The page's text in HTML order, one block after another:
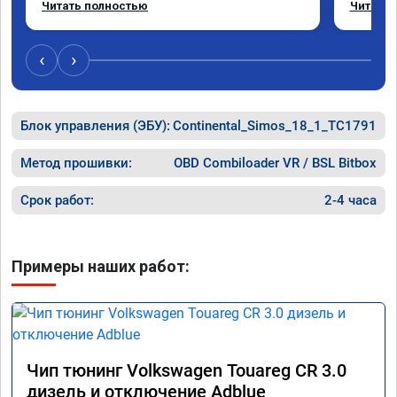
Читать полностью Читать
‹ ›
Блок управления (ЭБУ): Continental_Simos_18_1_TC1791
Метод прошивки: OBD Combiloader VR / BSL Bitbox
Срок работ: 2-4 часа
Примеры наших работ:
Чип тюнинг Volkswagen Touareg CR 3.0
дизель и отключение Adblue